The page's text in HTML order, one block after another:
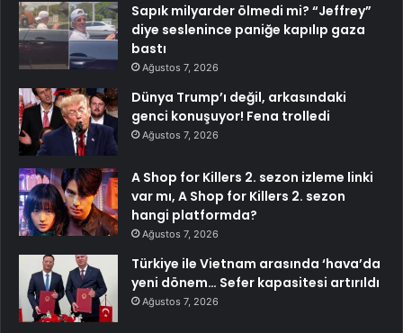
Sapık milyarder ölmedi mi? “Jeffrey”
diye seslenince paniğe kapılıp gaza
bastı
Ağustos 7, 2026
Dünya Trump’ı değil, arkasındaki
genci konuşuyor! Fena trolledi
Ağustos 7, 2026
A Shop for Killers 2. sezon izleme linki
var mı, A Shop for Killers 2. sezon
hangi platformda?
Ağustos 7, 2026
Türkiye ile Vietnam arasında ‘hava’da
yeni dönem… Sefer kapasitesi artırıldı
Ağustos 7, 2026